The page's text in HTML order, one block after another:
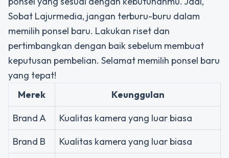
Sobat Lajurmedia, jangan terburu-buru dalam
memilih ponsel baru. Lakukan riset dan
pertimbangkan dengan baik sebelum membuat
keputusan pembelian. Selamat memilih ponsel baru
yang tepat!
Merek
Keunggulan
Brand A
Kualitas kamera yang luar biasa
Brand B
Kualitas kamera yang luar biasa